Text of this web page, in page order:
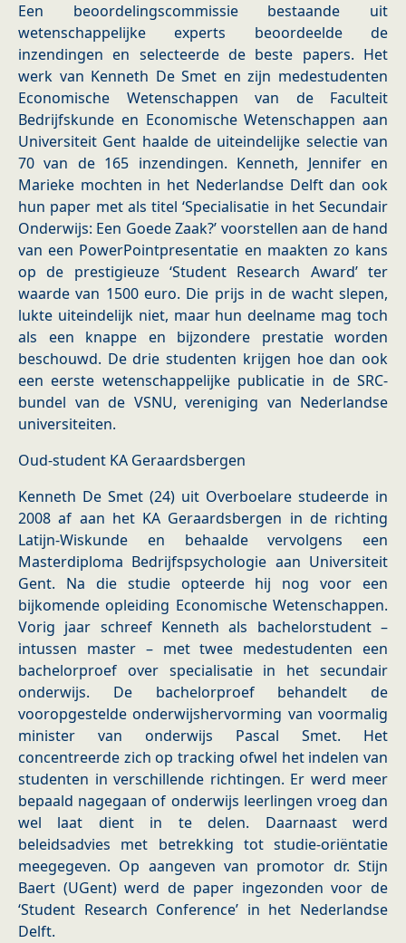
Een beoordelingscommissie bestaande uit
wetenschappelijke experts beoordeelde de
inzendingen en selecteerde de beste papers. Het
werk van Kenneth De Smet en zijn medestudenten
Economische Wetenschappen van de Faculteit
Bedrijfskunde en Economische Wetenschappen aan
Universiteit Gent haalde de uiteindelijke selectie van
70 van de 165 inzendingen. Kenneth, Jennifer en
Marieke mochten in het Nederlandse Delft dan ook
hun paper met als titel ‘Specialisatie in het Secundair
Onderwijs: Een Goede Zaak?’ voorstellen aan de hand
van een PowerPointpresentatie en maakten zo kans
op de prestigieuze ‘Student Research Award’ ter
waarde van 1500 euro. Die prijs in de wacht slepen,
lukte uiteindelijk niet, maar hun deelname mag toch
als een knappe en bijzondere prestatie worden
beschouwd. De drie studenten krijgen hoe dan ook
een eerste wetenschappelijke publicatie in de SRC-
bundel van de VSNU, vereniging van Nederlandse
universiteiten.
Oud-student KA Geraardsbergen
Kenneth De Smet (24) uit Overboelare studeerde in
2008 af aan het KA Geraardsbergen in de richting
Latijn-Wiskunde en behaalde vervolgens een
Masterdiploma Bedrijfspsychologie aan Universiteit
Gent. Na die studie opteerde hij nog voor een
bijkomende opleiding Economische Wetenschappen.
Vorig jaar schreef Kenneth als bachelorstudent –
intussen master – met twee medestudenten een
bachelorproef over specialisatie in het secundair
onderwijs. De bachelorproef behandelt de
vooropgestelde onderwijshervorming van voormalig
minister van onderwijs Pascal Smet. Het
concentreerde zich op tracking ofwel het indelen van
studenten in verschillende richtingen. Er werd meer
bepaald nagegaan of onderwijs leerlingen vroeg dan
wel laat dient in te delen. Daarnaast werd
beleidsadvies met betrekking tot studie-oriëntatie
meegegeven. Op aangeven van promotor dr. Stijn
Baert (UGent) werd de paper ingezonden voor de
‘Student Research Conference’ in het Nederlandse
Delft.